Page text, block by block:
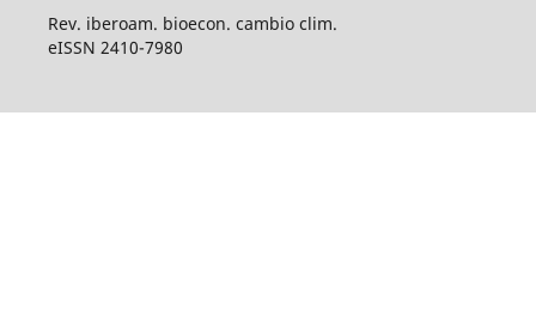
Rev. iberoam. bioecon. cambio clim.
eISSN 2410-7980